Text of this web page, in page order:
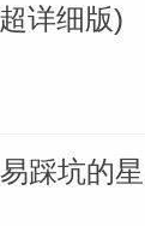
详细版)
踩坑的